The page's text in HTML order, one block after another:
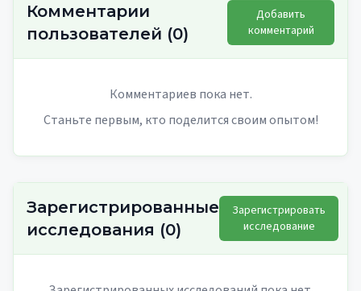
Комментарии
пользователей (0)
Добавить
комментарий
Комментариев пока нет.
Станьте первым, кто поделится своим опытом!
Зарегистрированные
исследования (0)
Зарегистрировать
исследование